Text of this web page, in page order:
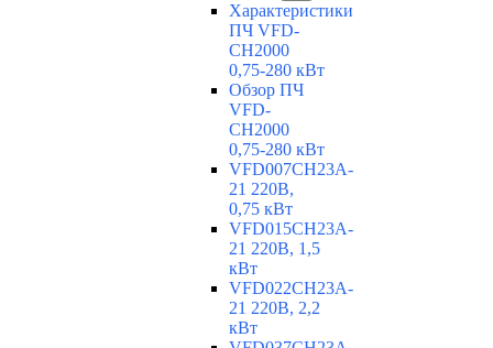
Характеристики
ПЧ VFD-
CH2000
0,75-280 кВт
Обзор ПЧ
VFD-
CH2000
0,75-280 кВт
VFD007CH23A-
21 220В,
0,75 кВт
VFD015CH23A-
21 220В, 1,5
кВт
VFD022CH23A-
21 220В, 2,2
кВт